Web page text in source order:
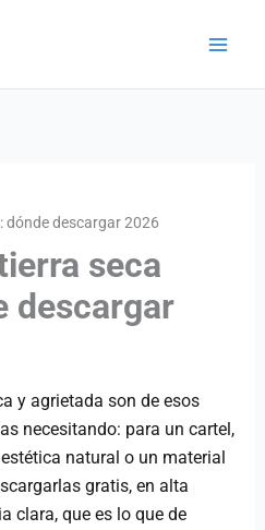
dónde descargar 2026
seca
descargar
y agrietada son de esos
necesitando: para un cartel,
natural o un material
gratis, en alta
clara, que es lo que de